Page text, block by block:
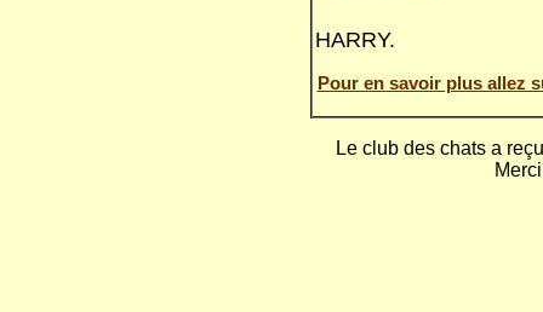
HARRY.
Pour en savoir plus allez
Le club des chats a